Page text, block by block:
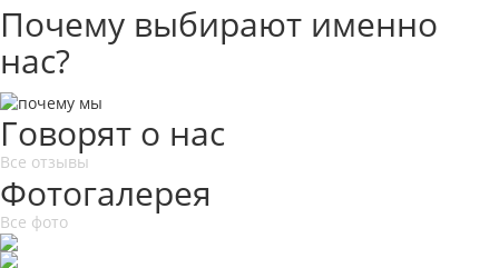
Почему выбирают именно
нас?
Говорят о нас
Все отзывы
Фотогалерея
Все фото